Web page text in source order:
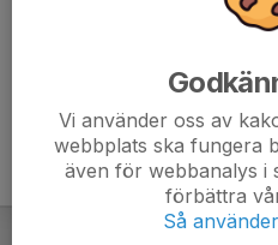
Vi använder oss av
webbplats ska fungera
även för webbanalys i
förbättra
Så